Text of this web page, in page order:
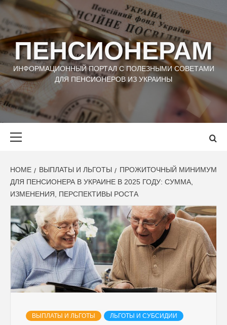
Skip
to
content
ПЕНСИОНЕРАМ
ИНФОРМАЦИОННЫЙ ПОРТАЛ С ПОЛЕЗНЫМИ СОВЕТАМИ
ДЛЯ ПЕНСИОНЕРОВ ИЗ УКРАИНЫ
HOME ВЫПЛАТЫ И ЛЬГОТЫ
ПРОЖИТОЧНЫЙ МИНИМУМ
ДЛЯ ПЕНСИОНЕРА В УКРАИНЕ В 2025 ГОДУ: СУММА,
ИЗМЕНЕНИЯ, ПЕРСПЕКТИВЫ РОСТА
ВЫПЛАТЫ И ЛЬГОТЫ ЛЬГОТЫ И СУБСИДИИ